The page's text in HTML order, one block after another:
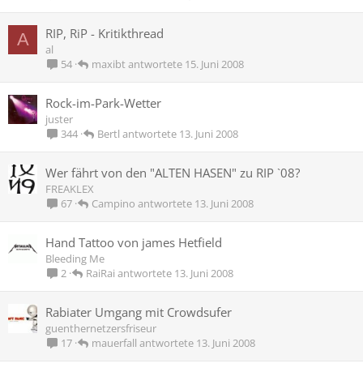
A RIP, RiP - Kritikthread
al
54
15. Juni 2008
maxibt
Rock-im-Park-Wetter
juster
344
13. Juni 2008
Bertl
Wer fährt von den "ALTEN HASEN" zu RIP `08?
FREAKLEX
67
13. Juni 2008
Campino
Hand Tattoo von james Hetfield
Bleeding Me
2
13. Juni 2008
RaiRai
Rabiater Umgang mit Crowdsufer
guenthernetzersfriseur
17
13. Juni 2008
mauerfall